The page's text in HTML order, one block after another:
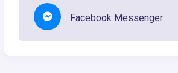
Facebook Messenger